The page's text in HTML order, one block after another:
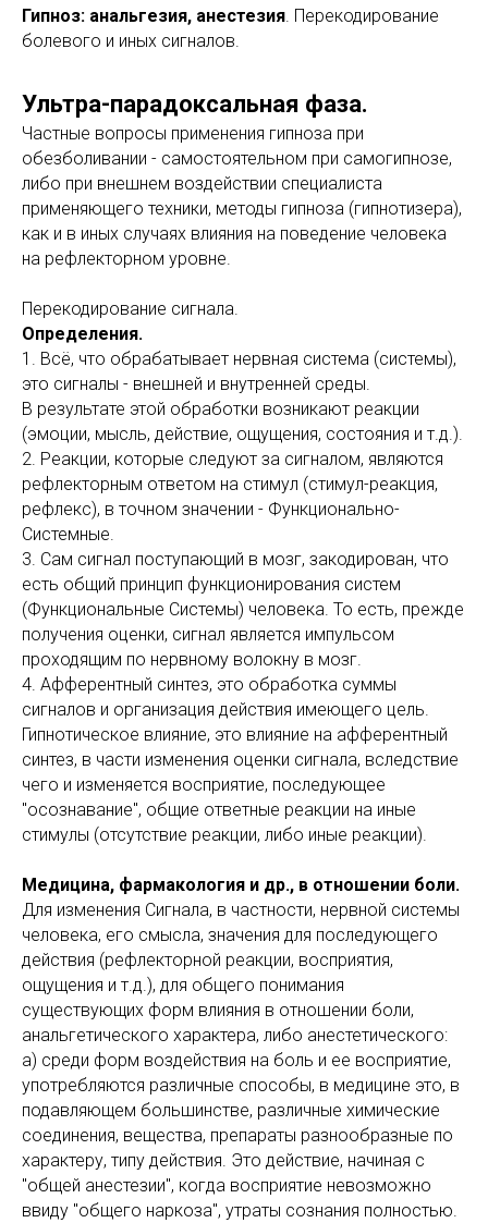
Гипноз: анальгезия, анестезия. Перекодирование
болевого и иных сигналов.
Ультра-парадоксальная фаза.
Частные вопросы применения гипноза при
обезболивании - самостоятельном при самогипнозе,
либо при внешнем воздействии специалиста
применяющего техники, методы гипноза (гипнотизера),
как и в иных случаях влияния на поведение человека
на рефлекторном уровне.
Перекодирование сигнала.
Определения.
1. Всё, что обрабатывает нервная система (системы),
это сигналы - внешней и внутренней среды.
В результате этой обработки возникают реакции
(эмоции, мысль, действие, ощущения, состояния и т.д.).
2. Реакции, которые следуют за сигналом, являются
рефлекторным ответом на стимул (стимул-реакция,
рефлекс), в точном значении - Функционально-
Системные.
3. Сам сигнал поступающий в мозг, закодирован, что
есть общий принцип функционирования систем
(Функциональные Системы) человека. То есть, прежде
получения оценки, сигнал является импульсом
проходящим по нервному волокну в мозг.
4. Афферентный синтез, это обработка суммы
сигналов и организация действия имеющего цель.
Гипнотическое влияние, это влияние на афферентный
синтез, в части изменения оценки сигнала, вследствие
чего и изменяется восприятие, последующее
"осознавание", общие ответные реакции на иные
стимулы (отсутствие реакции, либо иные реакции).
Медицина, фармакология и др., в отношении боли.
Для изменения Сигнала, в частности, нервной системы
человека, его смысла, значения для последующего
действия (рефлекторной реакции, восприятия,
ощущения и т.д.), для общего понимания
существующих форм влияния в отношении боли,
анальгетического характера, либо анестетического:
а) среди форм воздействия на боль и ее восприятие,
употребляются различные способы, в медицине это, в
подавляющем большинстве, различные химические
соединения, вещества, препараты разнообразные по
характеру, типу действия. Это действие, начиная с
"общей анестезии", когда восприятие невозможно
ввиду "общего наркоза", утраты сознания полностью.